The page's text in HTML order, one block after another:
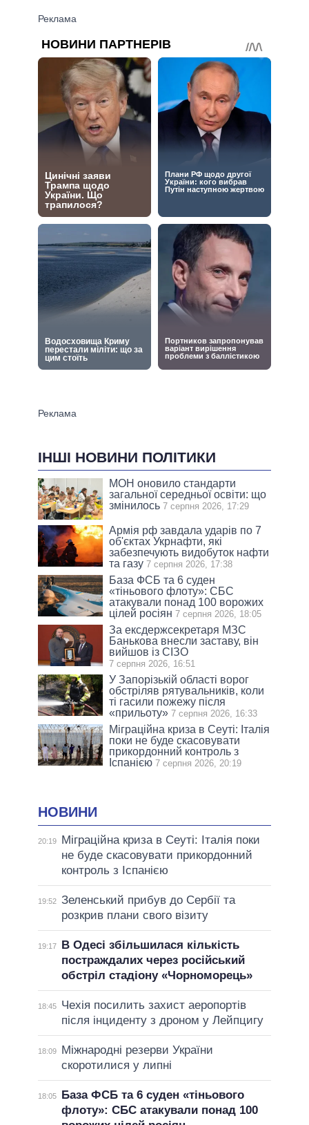
ІНШІ НОВИНИ ПОЛІТИКИ
МОН оновило стандарти
загальної середньої освіти: що
змінилось 7 серпня 2026, 17:29
Армія рф завдала ударів по 7
об'єктах Укрнафти, які
забезпечують видобуток нафти
та газу 7 серпня 2026, 17:38
База ФСБ та 6 суден
«тіньового флоту»: СБС
атакували понад 100 ворожих
цілей росіян 7 серпня 2026, 18:05
За ексдержсекретаря МЗС
Банькова внесли заставу, він
вийшов із СІЗО
7 серпня 2026, 16:51
У Запорізькій області ворог
обстріляв рятувальників, коли
ті гасили пожежу після
«прильоту» 7 серпня 2026, 16:33
Міграційна криза в Сеуті: Італія
поки не буде скасовувати
прикордонний контроль з
Іспанією 7 серпня 2026, 20:19
НОВИНИ
20:19
Міграційна криза в Сеуті: Італія поки
не буде скасовувати прикордонний
контроль з Іспанією
19:52 Зеленський прибув до Сербії та
розкрив плани свого візиту
19:17
В Одесі збільшилася кількість
постраждалих через російський
обстріл стадіону «Чорноморець»
18:45
Чехія посилить захист аеропортів
після інциденту з дроном у Лейпцигу
18:09
Міжнародні резерви України
скоротилися у липні
18:05
База ФСБ та 6 суден «тіньового
флоту»: СБС атакували понад 100